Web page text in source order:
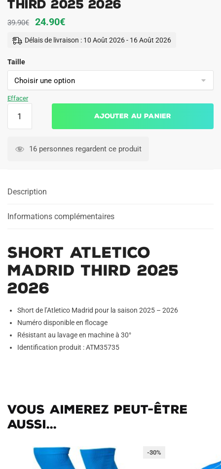
Third 2025 2026
39.90€
Le
prix
39.90€.
24.90€Le
prix
24.90€.
Délais de livraison : 10 Août 2026 - 16 Août 2026
Taille
Effacer
Atletico
2026
Ajouter au panier
16 personnes regardent ce produit
Description
Informations complémentaires
Short Atletico
Madrid Third 2025
2026
Short de l’Atletico Madrid pour la saison 2025 – 2026
Numéro disponible en flocage
Résistant au lavage en machine à 30°
Identification produit : ATM35735
Vous aimerez peut-être
aussi...
-30%